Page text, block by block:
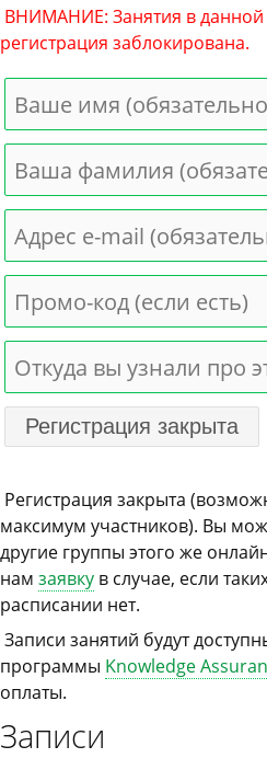
ВНИМАНИЕ: Занятия в
регистрация заблокирована.
Регистрация закрыта
максимум участников). Вы
другие группы этого же
нам заявку в случае, если
расписании нет.
Записи занятий будут
программы Knowledge
оплаты.
Записи